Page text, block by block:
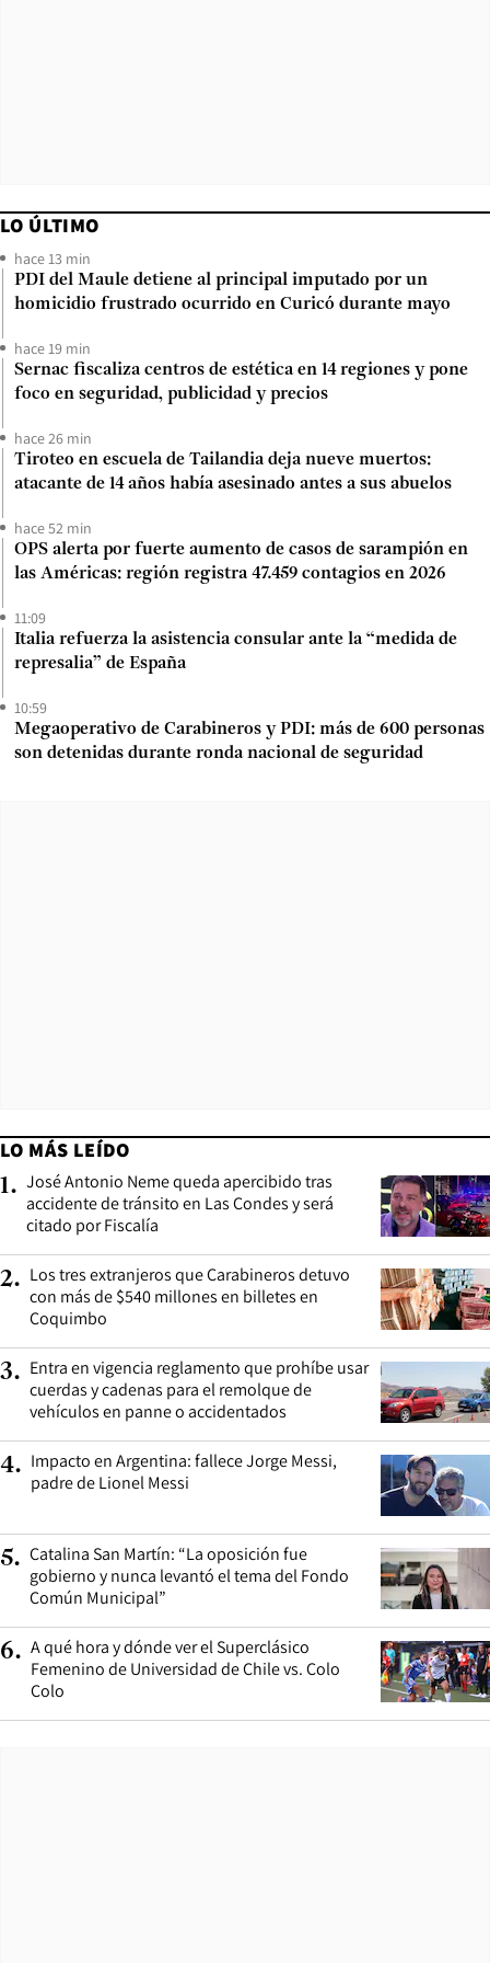
LO ÚLTIMO
hace 13 min
PDI del Maule detiene al principal imputado por un
homicidio frustrado ocurrido en Curicó durante mayo
hace 19 min
Sernac fiscaliza centros de estética en 14 regiones y pone
foco en seguridad, publicidad y precios
hace 26 min
Tiroteo en escuela de Tailandia deja nueve muertos:
atacante de 14 años había asesinado antes a sus abuelos
hace 52 min
OPS alerta por fuerte aumento de casos de sarampión en
las Américas: región registra 47.459 contagios en 2026
11:09
Italia refuerza la asistencia consular ante la “medida de
represalia” de España
10:59
Megaoperativo de Carabineros y PDI: más de 600 personas
son detenidas durante ronda nacional de seguridad
LO MÁS LEÍDO
1. José Antonio Neme queda apercibido tras
accidente de tránsito en Las Condes y será
citado por Fiscalía
2. Los tres extranjeros que Carabineros detuvo
con más de $540 millones en billetes en
Coquimbo
3. Entra en vigencia reglamento que prohíbe usar
cuerdas y cadenas para el remolque de
vehículos en panne o accidentados
4. Impacto en Argentina: fallece Jorge Messi,
padre de Lionel Messi
5. Catalina San Martín: “La oposición fue
gobierno y nunca levantó el tema del Fondo
Común Municipal”
6. A qué hora y dónde ver el Superclásico
Femenino de Universidad de Chile vs. Colo
Colo